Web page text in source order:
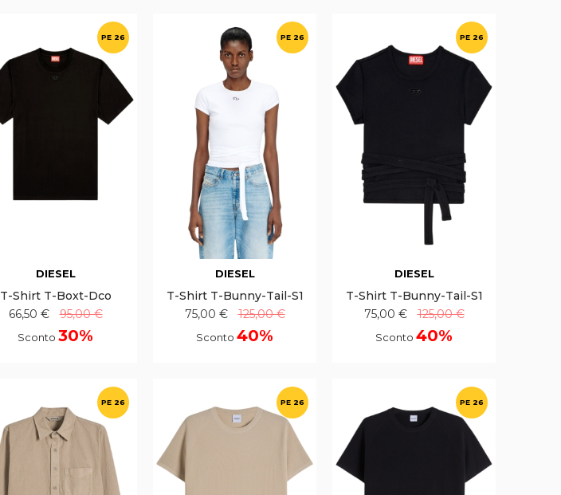
PE 26
DIESEL
T-Shirt T-Boxt-Dco
66,50 €
95,00 €
Sconto 30%
PE 26
DIESEL
T-Shirt T-Bunny-Tail-S1
75,00 €
125,00 €
Sconto 40%
PE 26
DIESEL
T-Shirt T-Bunny-Tail-S1
75,00 €
125,00 €
Sconto 40%
PE 26 PE 26 PE 26